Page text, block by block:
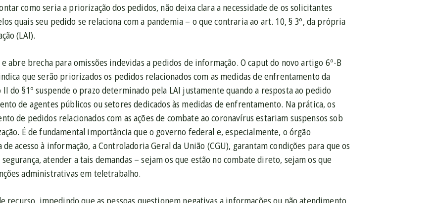
como seria a priorização dos pedidos, não deixa clara a necessidade de os solicitantes
quais seu pedido se relaciona com a pandemia – o que contraria ao art. 10, § 3º, da própria
(LAI).
abre brecha para omissões indevidas a pedidos de informação. O caput do novo artigo 6º-B
que serão priorizados os pedidos relacionados com as medidas de enfrentamento da
do §1º suspende o prazo determinado pela LAI justamente quando a resposta ao pedido
de agentes públicos ou setores dedicados às medidas de enfrentamento. Na prática, os
de pedidos relacionados com as ações de combate ao coronavírus estariam suspensos sob
É de fundamental importância que o governo federal e, especialmente, o órgão
acesso à informação, a Controladoria Geral da União (CGU), garantam condições para que os
atender a tais demandas – sejam os que estão no combate direto, sejam os que
administrativas em teletrabalho.
recurso, impedindo que as pessoas questionem negativas a informações ou não atendimento